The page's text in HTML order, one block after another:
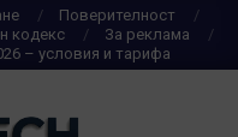
Поверителност
кодекс
За реклама
– условия и тарифа